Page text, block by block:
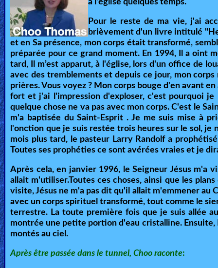
Bible
Movies
🎞
Gospel
Videos
🎞
Godly
Movies
🎞
CBN
Videos
🎞
Videos
à l'église quelques temps.
Pour le reste de ma vie, j'ai
brièvement d'un livre intitulé
et en Sa présence, mon corps était transformé,
préparée pour ce grand moment. En 1994, Il a oint
tard, Il m’est apparut, à l'église, lors d'un office de
avec des tremblements et depuis ce jour, mon
prières. Vous voyez ? Mon corps bouge d'en avant
fort et j'ai l'impression d'exploser, c'est pourquoi
quelque chose ne va pas avec mon corps. C'est le
m'a baptisée du Saint-Esprit . Je me suis mise à
l'onction que je suis restée trois heures sur le sol,
mois plus tard, le pasteur Larry Randolf a
Toutes ses prophéties ce sont avérées vraies et je
Après cela, en janvier 1996, le Seigneur Jésus m'a
allait m'utiliser.Toutes ces choses, ainsi que les
visite, Jésus ne m'a pas dit qu'il allait m'emmener au
avec un corps spirituel transformé, tout comme le
terrestre. La toute première fois que je suis allée
montrée une petite portion d'eau cristalline.
montés au ciel.
Après être passée dans le tunnel, Choo raconte: